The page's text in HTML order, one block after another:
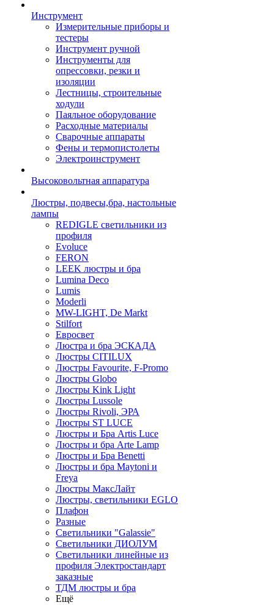
Инструмент
Измерительные приборы и
тестеры
Инструмент ручной
Инструменты для
опрессовки, резки и
изоляции
Лестницы, строительные
ходули
Паяльное оборудование
Расходные материалы
Сварочные аппараты
Фены и термопистолеты
Электроинструмент
Высоковольтная аппаратура
Люстры, подвесы,бра, настольные
лампы
REDIGLE светильники из
профиля
Evoluce
FERON
LEEK люстры и бра
Lumina Deco
Lumis
Moderli
MW-LIGHT, De Markt
Stilfort
Евросвет
Люстра и бра ЭСКАДА
Люстры CITILUX
Люстры Favourite, F-Promo
Люстры Globo
Люстры Kink Light
Люстры Lussole
Люстры Rivoli, ЭРА
Люстры ST LUCE
Люстры и Бра Artis Luce
Люстры и бра Arte Lamp
Люстры и Бра Benetti
Люстры и бра Maytoni и
Freya
Люстры МаксЛайт
Люстры, светильники EGLO
Плафон
Разные
Светильники "Galassie"
Светильники ДИОЛУМ
Светильники линейные из
профиля Электростандарт
заказные
ТДМ люстры и бра
Ещё